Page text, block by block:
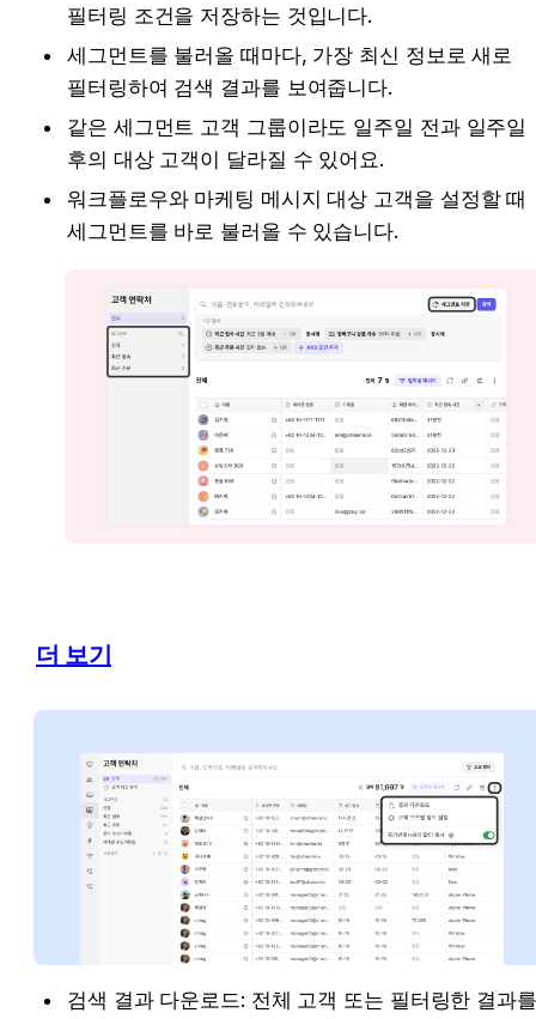
필터링 조건을 저장하는 것입니다.
세그먼트를 불러올 때마다, 가장 최신 정보로 새로
필터링하여 검색 결과를 보여줍니다.
같은 세그먼트 고객 그룹이라도 일주일 전과 일주일
후의 대상 고객이 달라질 수 있어요.
워크플로우와 마케팅 메시지 대상 고객을 설정할 때
세그먼트를 바로 불러올 수 있습니다.
더 보기
검색 결과 다운로드: 전체 고객 또는 필터링한 결과를